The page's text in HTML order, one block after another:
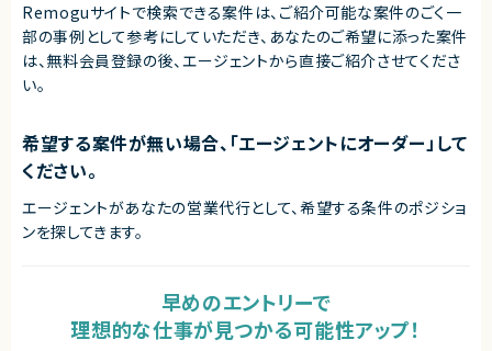
Remoguサイトで検索できる案件は、ご紹介可能な案件のごく一
部の事例として参考にしていただき、 あなたのご希望に添った案件
は、無料会員登録の後、エージェントから直接ご紹介させてくださ
い。
希望する案件が無い場合、「エージェントにオーダー」して
ください。
エージェントがあなたの営業代行として、希望する条件のポジショ
ンを探してきます。
早めのエントリーで
理想的な仕事が見つかる可能性アップ！